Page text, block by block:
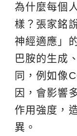
為什麼每個
樣？張家銘
神經適應」
巴胺的生成
同，例如像
因，會影響
作用強度，
異。